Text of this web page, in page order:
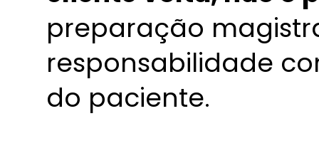
preparação
responsabilidade
do paciente.